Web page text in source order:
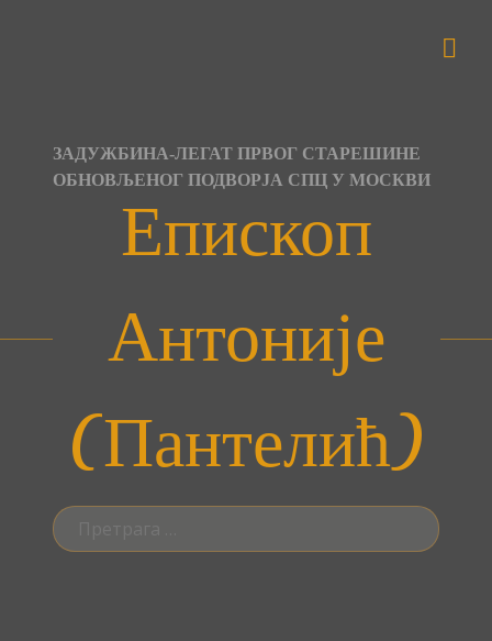
ЗАДУЖБИНА-ЛЕГАТ ПРВОГ СТАРЕШИНЕ
ОБНОВЉЕНОГ ПОДВОРЈА СПЦ У МОСКВИ
Епископ
Антоније
(Пантелић)
Претрага
за: